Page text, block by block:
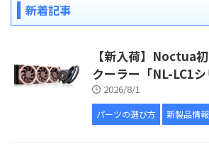
新着記事
【新入荷】Noctua
クーラー「NL-LC1シ
2026/8/1
パーツの選び方 新製品情報